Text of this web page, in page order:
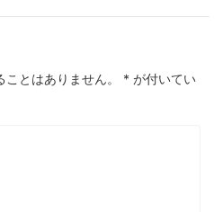
とはありません。 * が付いてい